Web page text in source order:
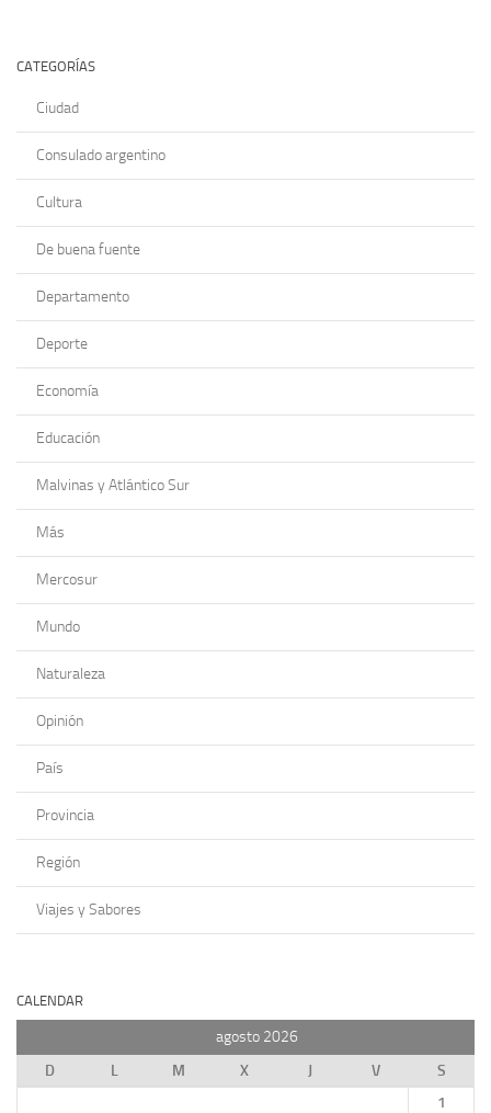
CATEGORÍAS
Ciudad
Consulado argentino
Cultura
De buena fuente
Departamento
Deporte
Economía
Educación
Malvinas y Atlántico Sur
Más
Mercosur
Mundo
Naturaleza
Opinión
País
Provincia
Región
Viajes y Sabores
CALENDAR
agosto 2026
D
L M X J V
S
1